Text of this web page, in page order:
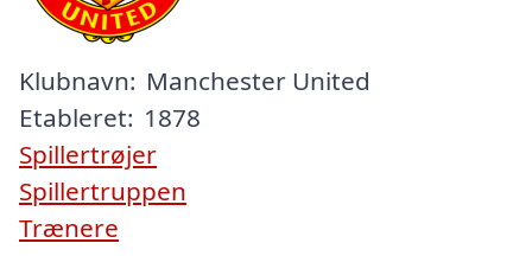
Klubnavn: Manchester United
Etableret: 1878
Spillertrøjer
Spillertruppen
Trænere